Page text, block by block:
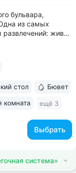
бульвара,
из самых
живая
и танцам
Выбрать
стол Бювет
комната ещё 3
система»